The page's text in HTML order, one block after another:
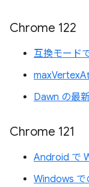
Chrome 122
互換モード
Dawn の最
Chrome 121
Android で
Windows で